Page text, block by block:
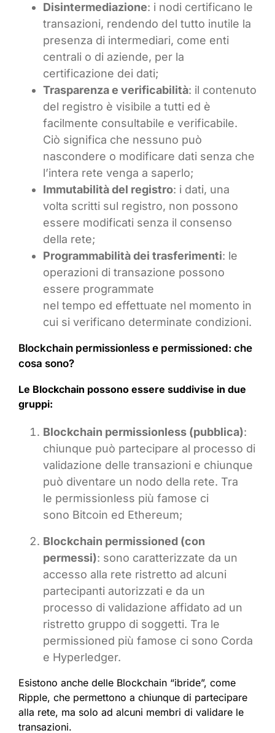
Disintermediazione: i nodi certificano le
transazioni, rendendo del tutto inutile la
presenza di intermediari, come enti
centrali o di aziende, per la
certificazione dei dati;
Trasparenza e verificabilità: il contenuto
del registro è visibile a tutti ed è
facilmente consultabile e verificabile.
Ciò significa che nessuno può
nascondere o modificare dati senza che
l’intera rete venga a saperlo;
Immutabilità del registro: i dati, una
volta scritti sul registro, non possono
essere modificati senza il consenso
della rete;
Programmabilità dei trasferimenti: le
operazioni di transazione possono
essere programmate
nel tempo ed effettuate nel momento in
cui si verificano determinate condizioni.
Blockchain permissionless e permissioned: che
cosa sono?
Le Blockchain possono essere suddivise in due
gruppi:
Blockchain permissionless (pubblica):
chiunque può partecipare al processo di
validazione delle transazioni e chiunque
può diventare un nodo della rete. Tra
le permissionless più famose ci
sono Bitcoin ed Ethereum;
Blockchain permissioned (con
permessi): sono caratterizzate da un
accesso alla rete ristretto ad alcuni
partecipanti autorizzati e da un
processo di validazione affidato ad un
ristretto gruppo di soggetti. Tra le
permissioned più famose ci sono Corda
e Hyperledger.
Esistono anche delle Blockchain “ibride”, come
Ripple, che permettono a chiunque di partecipare
alla rete, ma solo ad alcuni membri di validare le
transazioni.